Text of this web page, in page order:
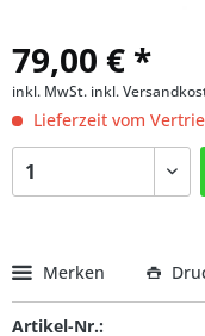
79,00 € *
inkl. MwSt. inkl.
Lieferzeit vom
Merken
Artikel-Nr.: